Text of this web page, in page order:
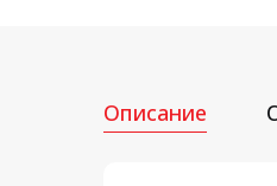
Описание